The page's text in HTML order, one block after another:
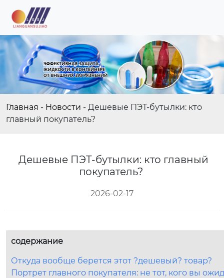
Главная - Новости - Дешевые ПЭТ-бутылки: кто
главный покупатель?
Дешевые ПЭТ-бутылки: кто главный
покупатель?
2026-02-17
содержание
Откуда вообще берется этот ?дешевый? товар?
Портрет главного покупателя: не тот, кого вы